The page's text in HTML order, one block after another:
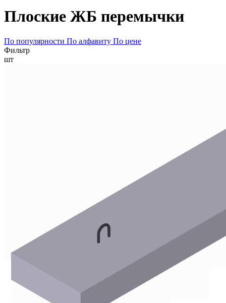
Плоские ЖБ перемычки
По популярности По алфавиту По цене
Фильтр
шт